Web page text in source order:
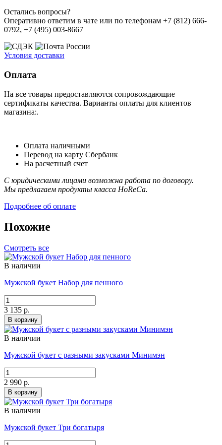
Остались вопросы?
Оперативно ответим в чате или по телефонам +7 (812) 666-
0792, +7 (495) 003-8667
Условия доставки
Оплата
На все товары предоставляются сопровождающие
сертификаты качества. Варианты оплаты для клиентов
магазина:.
Оплата наличными
Перевод на карту Сбербанк
На расчетный счет
С юридическими лицами возможна работа по договору.
Мы предлагаем продукты класса HoReCa.
Подробнее об оплате
Похожие
Смотреть все
В наличии
Мужской букет Набор для пенного
3 135 р.
В корзину
В наличии
Мужской букет с разными закусками Минимэн
2 990 р.
В корзину
В наличии
Мужской букет Три богатыря